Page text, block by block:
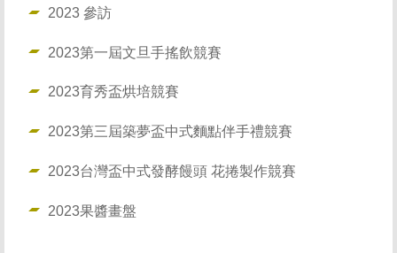
2023 參訪
2023第一屆文旦手搖飲競賽
2023育秀盃烘培競賽
2023第三屆築夢盃中式麵點伴手禮競賽
2023台灣盃中式發酵饅頭 花捲製作競賽
2023果醬畫盤